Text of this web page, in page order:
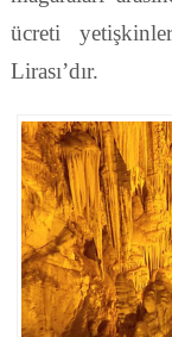
ücreti
Lirası’dır.